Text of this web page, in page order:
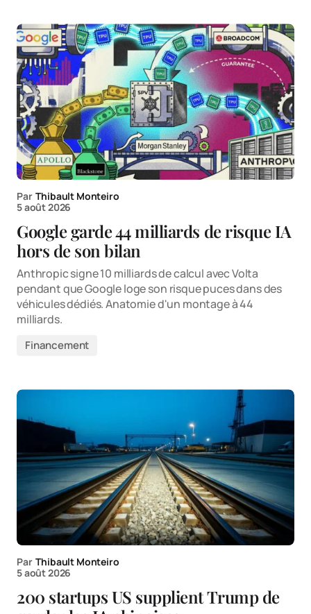
Par Thibault Monteiro
5 août 2026
Google garde 44 milliards de risque IA
hors de son bilan
Anthropic signe 10 milliards de calcul avec Volta
pendant que Google loge son risque puces dans des
véhicules dédiés. Anatomie d'un montage à 44
milliards.
Financement
Par Thibault Monteiro
5 août 2026
200 startups US supplient Trump de